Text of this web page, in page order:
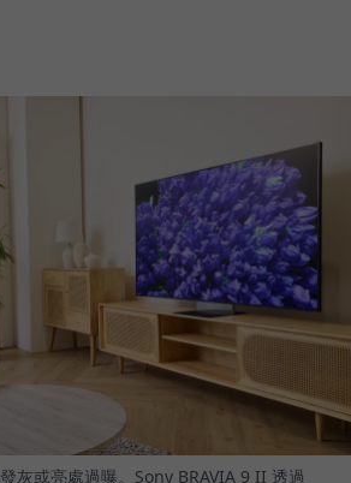
灰或亮處過曝。Sony BRAVIA 9 II 透過